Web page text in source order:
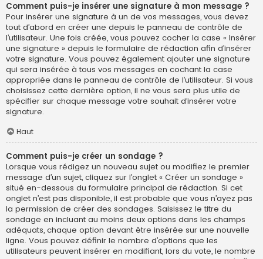
Comment puis-je insérer une signature à mon message ?
Pour insérer une signature à un de vos messages, vous devez
tout d’abord en créer une depuis le panneau de contrôle de
l’utilisateur. Une fois créée, vous pouvez cocher la case « Insérer
une signature » depuis le formulaire de rédaction afin d’insérer
votre signature. Vous pouvez également ajouter une signature
qui sera insérée à tous vos messages en cochant la case
appropriée dans le panneau de contrôle de l’utilisateur. Si vous
choisissez cette dernière option, il ne vous sera plus utile de
spécifier sur chaque message votre souhait d’insérer votre
signature.
Haut
Comment puis-je créer un sondage ?
Lorsque vous rédigez un nouveau sujet ou modifiez le premier
message d’un sujet, cliquez sur l’onglet « Créer un sondage »
situé en-dessous du formulaire principal de rédaction. Si cet
onglet n’est pas disponible, il est probable que vous n’ayez pas
la permission de créer des sondages. Saisissez le titre du
sondage en incluant au moins deux options dans les champs
adéquats, chaque option devant être insérée sur une nouvelle
ligne. Vous pouvez définir le nombre d’options que les
utilisateurs peuvent insérer en modifiant, lors du vote, le nombre